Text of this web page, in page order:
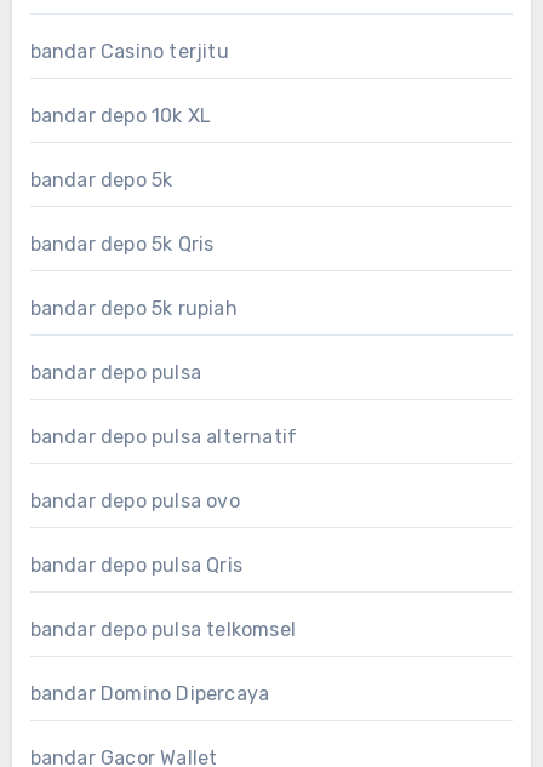
bandar Casino terjitu
bandar depo 10k XL
bandar depo 5k
bandar depo 5k Qris
bandar depo 5k rupiah
bandar depo pulsa
bandar depo pulsa alternatif
bandar depo pulsa ovo
bandar depo pulsa Qris
bandar depo pulsa telkomsel
bandar Domino Dipercaya
bandar Gacor Wallet